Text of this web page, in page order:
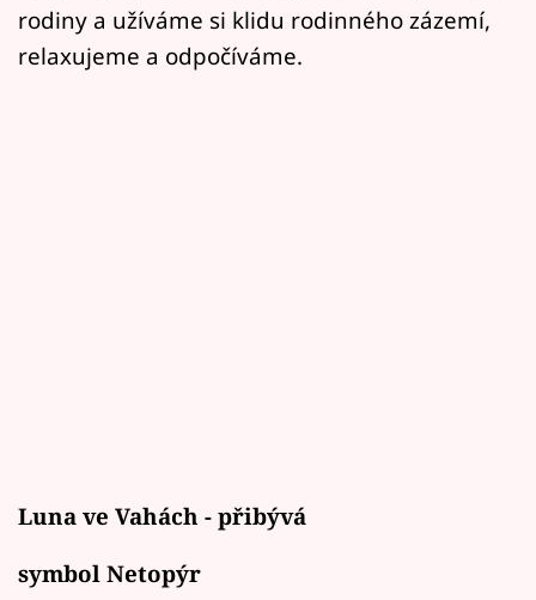
Sledujte nás
rodiny a užíváme si klidu rodinného zázemí,
relaxujeme a odpočíváme.
Luna ve Vahách - přibývá
symbol Netopýr